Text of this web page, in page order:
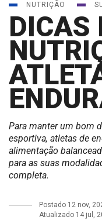
NUTRIÇÃO
DICAS
Para manter um bom
esportiva, atletas de
alimentação
para as suas
completa.
Postado 12 nov,
Atualizado 14 jul,